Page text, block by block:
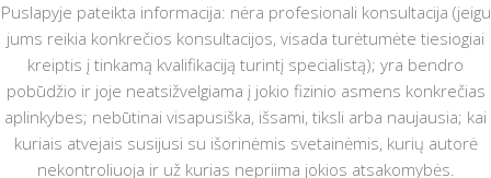
Puslapyje pateikta informacija: nėra profesionali konsultacija (jeigu
jums reikia konkrečios konsultacijos, visada turėtumėte tiesiogiai
kreiptis į tinkamą kvalifikaciją turintį specialistą); yra bendro
pobūdžio ir joje neatsižvelgiama į jokio fizinio asmens konkrečias
aplinkybes; nebūtinai visapusiška, išsami, tiksli arba naujausia; kai
kuriais atvejais susijusi su išorinėmis svetainėmis, kurių autorė
nekontroliuoja ir už kurias nepriima jokios atsakomybės.